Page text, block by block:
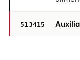
513415